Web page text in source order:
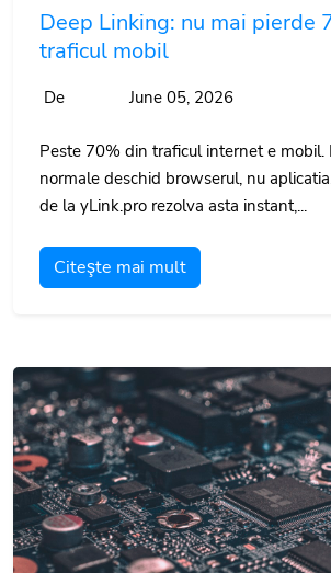
Deep Linking: nu mai pierde
traficul mobil
De June 05, 2026
Peste 70% din traficul internet e mobil.
normale deschid browserul, nu
de la yLink.pro rezolva asta instant,...
Citeşte mai mult